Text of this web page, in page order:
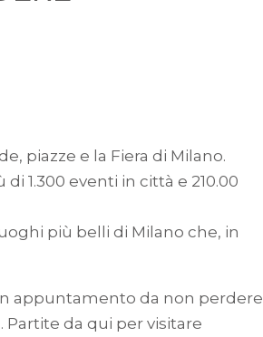
piazze e la Fiera di Milano.
1.300 eventi in città e 210.00
più belli di Milano che, in
appuntamento da non perdere
da qui per visitare